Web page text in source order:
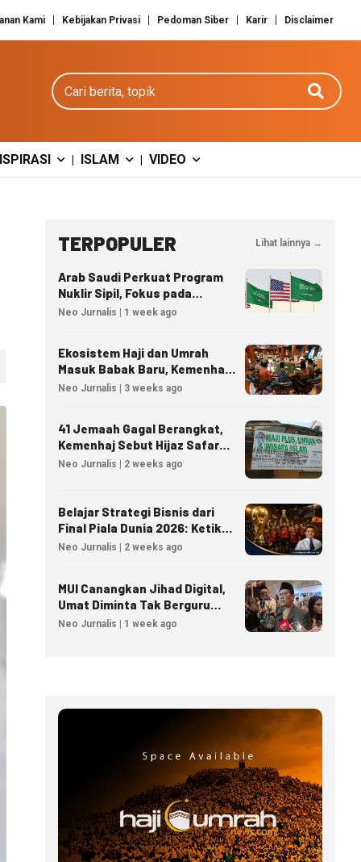
Kami Kebijakan Privasi Pedoman Siber Karir Disclaimer
Cari berita
| ISLAM | VIDEO
TERPOPULER Lihat lainnya →
Arab Saudi Perkuat Program
Nuklir Sipil, Fokus pada
Transfer Teknologi dan
Neo Jurnalis | 1 week ago
Ekosistem Haji dan Umrah
Masuk Babak Baru, Kemenhaj
Matangkan Regulasi Nasional
Neo Jurnalis | 3 weeks ago
41 Jemaah Gagal Berangkat,
Kemenhaj Sebut Hijaz Safar
Tidak Masuk Daftar Resmi
Neo Jurnalis | 2 weeks ago
Belajar Strategi Bisnis dari
Final Piala Dunia 2026: Ketika
Taktik Sepak Bola Menjadi
Neo Jurnalis | 2 weeks ago
MUI Canangkan Jihad Digital,
Umat Diminta Tak Berguru
Agama Lewat AI
Neo Jurnalis | 1 week ago